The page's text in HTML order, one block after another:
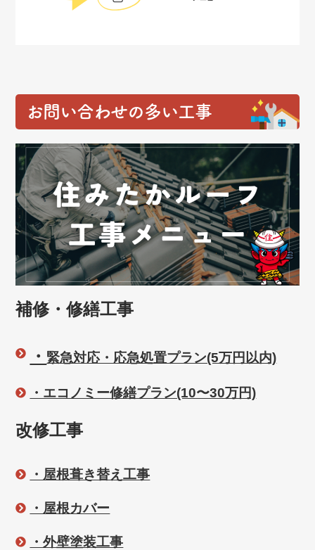
お問い合わせの多い工事
補修・修繕工事
・ 緊急対応・応急処置プラン(5万円以内)
・エコノミー修繕プラン(10〜30万円)
改修工事
・屋根葺き替え工事
・屋根カバー
・外壁塗装工事